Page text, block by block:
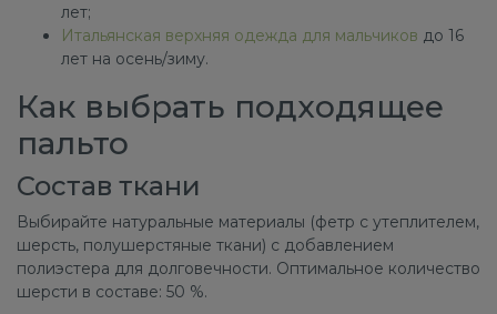
лет;
Итальянская верхняя одежда для мальчиков до 16
лет на осень/зиму.
Как выбрать подходящее
пальто
Состав ткани
Выбирайте натуральные материалы (фетр с утеплителем,
шерсть, полушерстяные ткани) с добавлением
полиэстера для долговечности. Оптимальное количество
шерсти в составе: 50 %.